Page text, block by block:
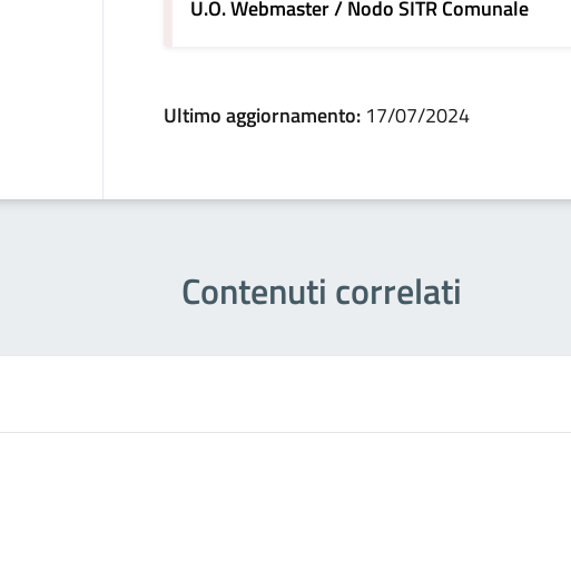
U.O. Webmaster / Nodo SITR Comunale
Ultimo aggiornamento: 17/07/2024
Contenuti correlati